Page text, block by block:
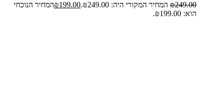
₪249.00 המחיר המקורי היה: ₪249.00. ₪199.00
המחיר הנוכחי
הוא: ₪199.00.